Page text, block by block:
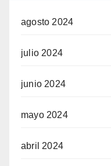
agosto 2024
julio 2024
junio 2024
mayo 2024
abril 2024